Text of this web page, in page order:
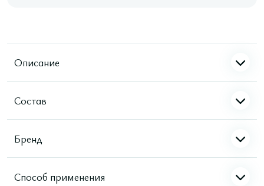
Описание
Состав
Бренд
Способ применения